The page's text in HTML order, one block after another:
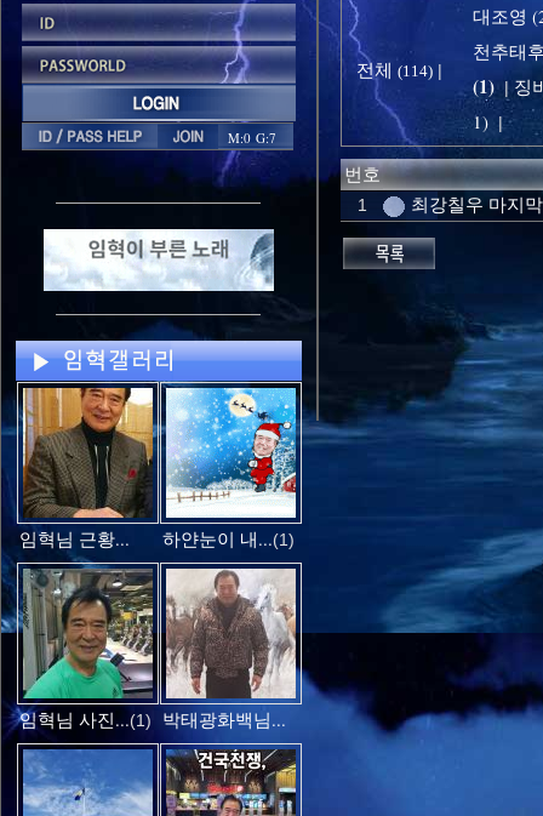
M:0 G:7
임혁님 근황... 하얀눈이 내...(1)
임혁님 사진...(1) 박태광화백님...
전체 (114) |
대조영
천추태
(1) | 징
1) |
번호
1 최강칠우 마지